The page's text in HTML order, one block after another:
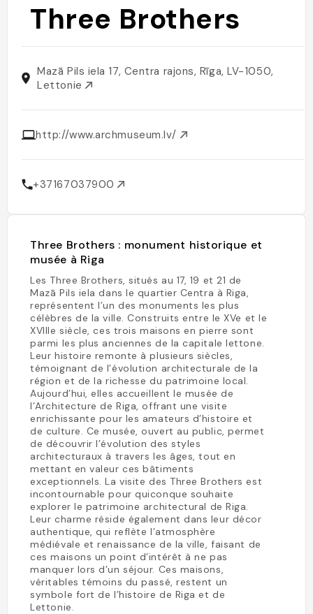
Three Brothers
Mazā Pils iela 17, Centra rajons, Rīga, LV-1050,
Lettonie
http://www.archmuseum.lv/
+37167037900
Three Brothers : monument historique et
musée à Riga
Les Three Brothers, situés au 17, 19 et 21 de
Mazā Pils iela dans le quartier Centra à Riga,
représentent l’un des monuments les plus
célèbres de la ville. Construits entre le XVe et le
XVIIIe siècle, ces trois maisons en pierre sont
parmi les plus anciennes de la capitale lettone.
Leur histoire remonte à plusieurs siècles,
témoignant de l’évolution architecturale de la
région et de la richesse du patrimoine local.
Aujourd’hui, elles accueillent le musée de
l’Architecture de Riga, offrant une visite
enrichissante pour les amateurs d’histoire et
de culture. Ce musée, ouvert au public, permet
de découvrir l’évolution des styles
architecturaux à travers les âges, tout en
mettant en valeur ces bâtiments
exceptionnels. La visite des Three Brothers est
incontournable pour quiconque souhaite
explorer le patrimoine architectural de Riga.
Leur charme réside également dans leur décor
authentique, qui reflète l’atmosphère
médiévale et renaissance de la ville, faisant de
ces maisons un point d’intérêt à ne pas
manquer lors d’un séjour. Ces maisons,
véritables témoins du passé, restent un
symbole fort de l’histoire de Riga et de
Lettonie.